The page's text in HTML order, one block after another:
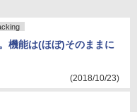
機能は(ほぼ)そのままに
(2018/10/23)